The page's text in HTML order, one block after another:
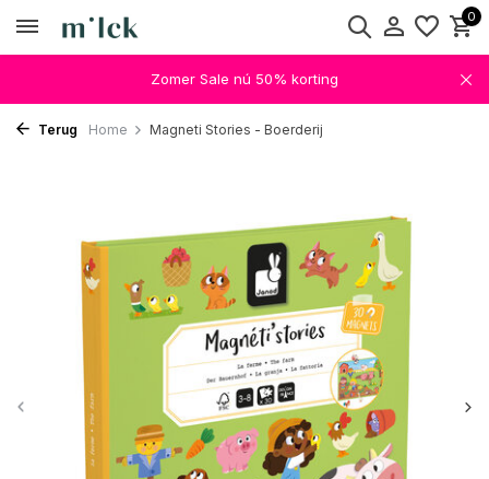
0
Zomer Sale nú 50% korting
Terug Home Magneti Stories - Boerderij